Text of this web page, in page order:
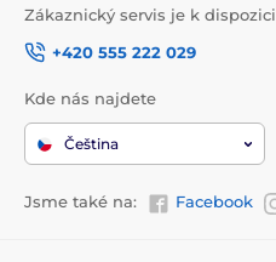
Zákaznický servis je k dispozici
+420 555 222 029
Kde nás najdete
Čeština
Jsme také na: Facebook